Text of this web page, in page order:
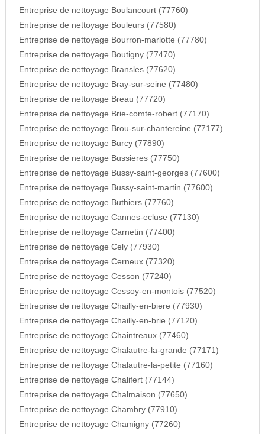
Entreprise de nettoyage Boulancourt (77760)
Entreprise de nettoyage Bouleurs (77580)
Entreprise de nettoyage Bourron-marlotte (77780)
Entreprise de nettoyage Boutigny (77470)
Entreprise de nettoyage Bransles (77620)
Entreprise de nettoyage Bray-sur-seine (77480)
Entreprise de nettoyage Breau (77720)
Entreprise de nettoyage Brie-comte-robert (77170)
Entreprise de nettoyage Brou-sur-chantereine (77177)
Entreprise de nettoyage Burcy (77890)
Entreprise de nettoyage Bussieres (77750)
Entreprise de nettoyage Bussy-saint-georges (77600)
Entreprise de nettoyage Bussy-saint-martin (77600)
Entreprise de nettoyage Buthiers (77760)
Entreprise de nettoyage Cannes-ecluse (77130)
Entreprise de nettoyage Carnetin (77400)
Entreprise de nettoyage Cely (77930)
Entreprise de nettoyage Cerneux (77320)
Entreprise de nettoyage Cesson (77240)
Entreprise de nettoyage Cessoy-en-montois (77520)
Entreprise de nettoyage Chailly-en-biere (77930)
Entreprise de nettoyage Chailly-en-brie (77120)
Entreprise de nettoyage Chaintreaux (77460)
Entreprise de nettoyage Chalautre-la-grande (77171)
Entreprise de nettoyage Chalautre-la-petite (77160)
Entreprise de nettoyage Chalifert (77144)
Entreprise de nettoyage Chalmaison (77650)
Entreprise de nettoyage Chambry (77910)
Entreprise de nettoyage Chamigny (77260)